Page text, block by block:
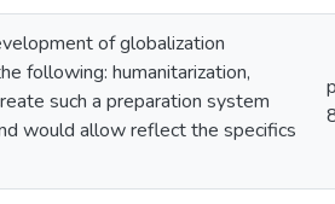
of globalization
following: humanitarization,
such a preparation system
would allow reflect the specifics